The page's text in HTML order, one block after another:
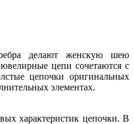
делают женскую шею
цепи сочетаются с
цепочки оригинальных
элементах.
характеристик цепочки. В